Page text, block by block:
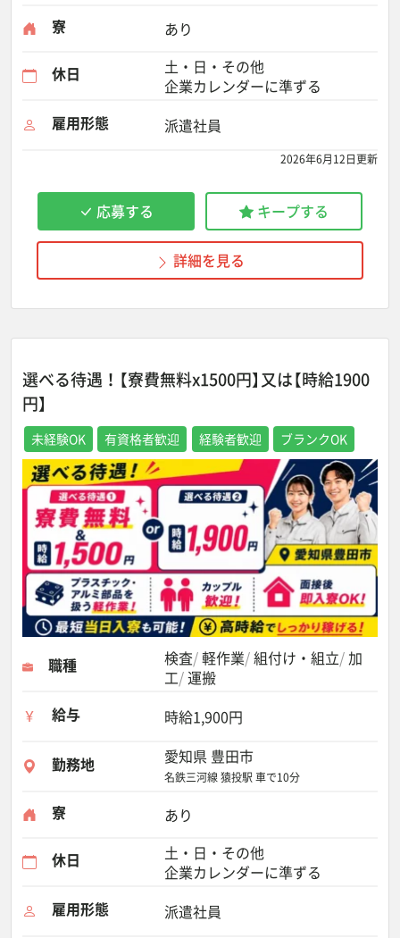
寮 あり
休日
土・日・その他
企業カレンダーに準ずる
雇用形態
派遣社員
2026年6月12日更新
応募する キープする
詳細を見る
選べる待遇！【寮費無料x1500円】又は【時給1900
円】
未経験OK 有資格者歓迎 経験者歓迎 ブランクOK
職種 検査 軽作業 組付け・組立 加
工 運搬
給与
時給1,900円
勤務地 愛知県 豊田市
名鉄三河線 猿投駅 車で10分
寮 あり
休日
土・日・その他
企業カレンダーに準ずる
雇用形態
派遣社員